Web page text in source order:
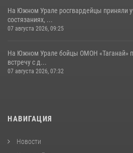
На Южном Урале росгвардейцы приняли
состязаниях, ...
07 августа 2026, 09:25
На Южном Урале бойцы ОМОН «Таганай»
встречу с д...
07 августа 2026, 07:32
НАВИГАЦИЯ
Новости